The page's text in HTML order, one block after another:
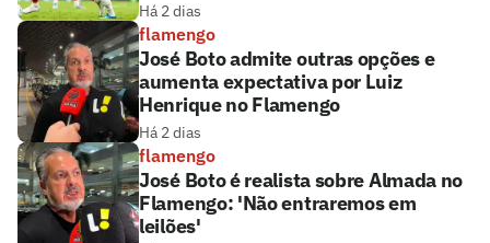
Há 2 dias
flamengo
José Boto admite outras opções e
aumenta expectativa por Luiz
Henrique no Flamengo
Há 2 dias
flamengo
José Boto é realista sobre Almada no
Flamengo: 'Não entraremos em
leilões'